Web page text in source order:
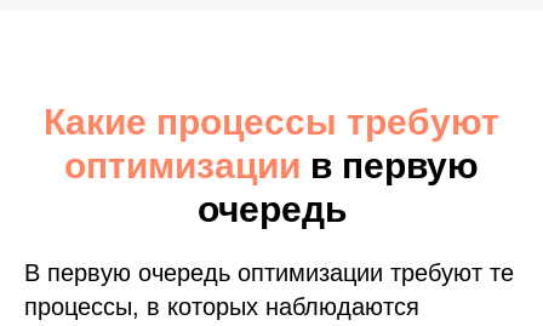
Какие процессы требуют
оптимизации в первую
очередь
В первую очередь оптимизации требуют те
процессы, в которых наблюдаются